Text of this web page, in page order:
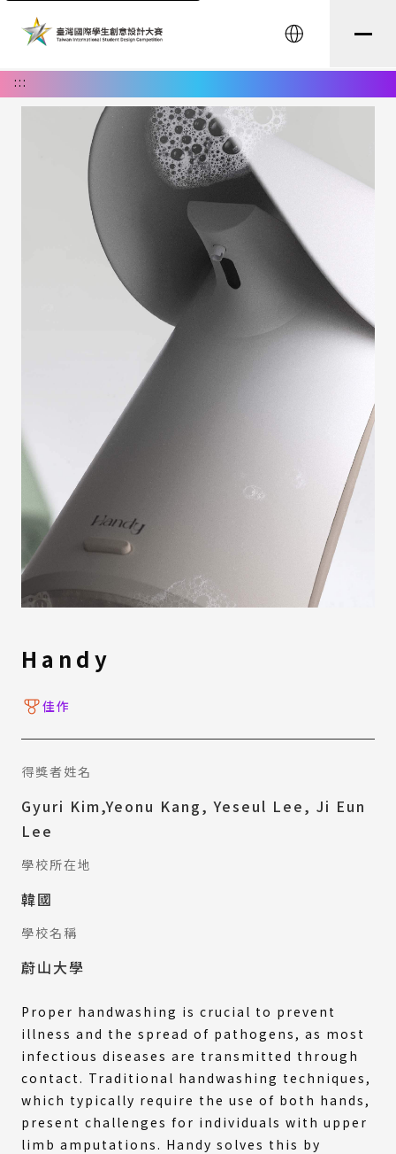
English
:::
Handy
佳作
得獎者姓名
Gyuri Kim,Yeonu Kang, Yeseul Lee, Ji Eun
Lee
學校所在地
韓國
學校名稱
蔚山大學
Proper handwashing is crucial to prevent
illness and the spread of pathogens, as most
infectious diseases are transmitted through
contact. Traditional handwashing techniques,
which typically require the use of both hands,
present challenges for individuals with upper
limb amputations. Handy solves this by